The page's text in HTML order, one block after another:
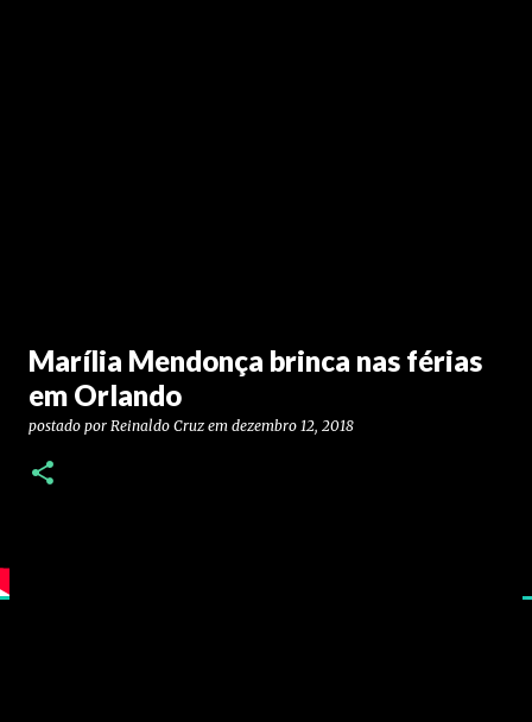
Marília Mendonça brinca nas férias
em Orlando
postado por Reinaldo Cruz em dezembro 12, 2018